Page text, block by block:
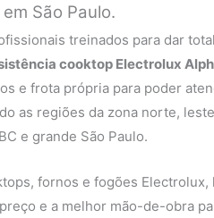
São Paulo.
treinados para dar
cooktop Electrolux
e frota própria para poder
as regiões da zona norte,
e grande São Paulo.
fornos e fogões
e a melhor mão-de-obra